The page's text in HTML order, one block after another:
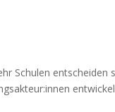
Schulen entscheiden